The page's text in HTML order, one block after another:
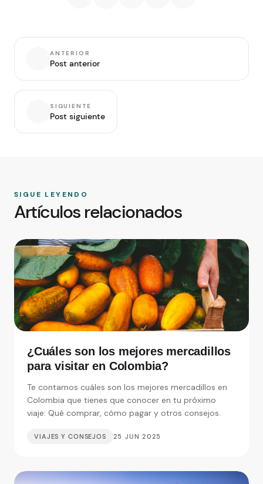
ANTERIOR
Post anterior
SIGUIENTE
Post siguiente
SIGUE LEYENDO
Artículos relacionados
¿Cuáles son los mejores mercadillos
para visitar en Colombia?
Te contamos cuáles son los mejores mercadillos en
Colombia que tienes que conocer en tu próximo
viaje: Qué comprar, cómo pagar y otros consejos.
VIAJES Y CONSEJOS 25 JUN 2025